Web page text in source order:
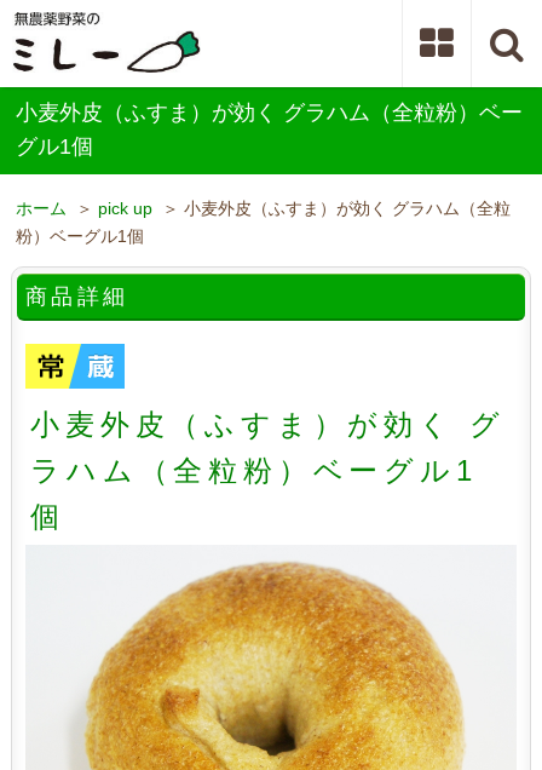
小麦外皮（ふすま）が効く グラハム（全粒粉）ベー
グル1個
ホーム ＞ pick up ＞ 小麦外皮（ふすま）が効く グラハム（全粒
粉）ベーグル1個
商品詳細
小麦外皮（ふすま）が効く グ
ラハム（全粒粉）ベーグル1
個